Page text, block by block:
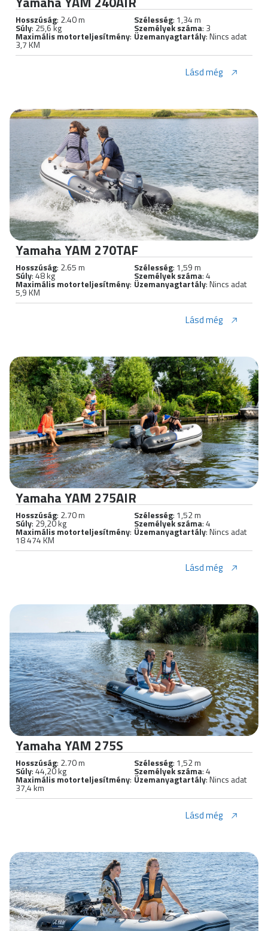
Hosszúság: 2.40 m Szélesség: 1,34 m
Súly: 25,6 kg Személyek száma: 3
Maximális motorteljesítmény:
3,7 KM
Üzemanyagtartály: Nincs adat
Lásd még
Yamaha YAM 270TAF
Hosszúság: 2.65 m Szélesség: 1,59 m
Súly: 48 kg Személyek száma: 4
Maximális motorteljesítmény:
5,9 KM
Üzemanyagtartály: Nincs adat
Lásd még
Yamaha YAM 275AIR
Hosszúság: 2.70 m Szélesség: 1,52 m
Súly: 29,20 kg Személyek száma: 4
Maximális motorteljesítmény:
18 474 KM
Üzemanyagtartály: Nincs adat
Lásd még
Yamaha YAM 275S
Hosszúság: 2.70 m Szélesség: 1,52 m
Súly: 44,20 kg Személyek száma: 4
Maximális motorteljesítmény:
37,4 km
Üzemanyagtartály: Nincs adat
Lásd még